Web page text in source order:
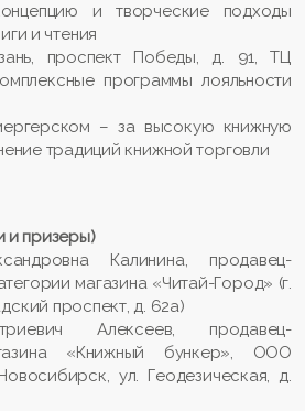
и творческие подходы
и чтения
проспект Победы, д. 91, ТЦ
программы лояльности
– за высокую книжную
традиций книжной торговли
и призеры)
Калинина, продавец-
магазина «Читай-Город» (г.
проспект, д. 62а)
Алексеев, продавец-
«Книжный бункер», ООО
ул. Геодезическая, д.